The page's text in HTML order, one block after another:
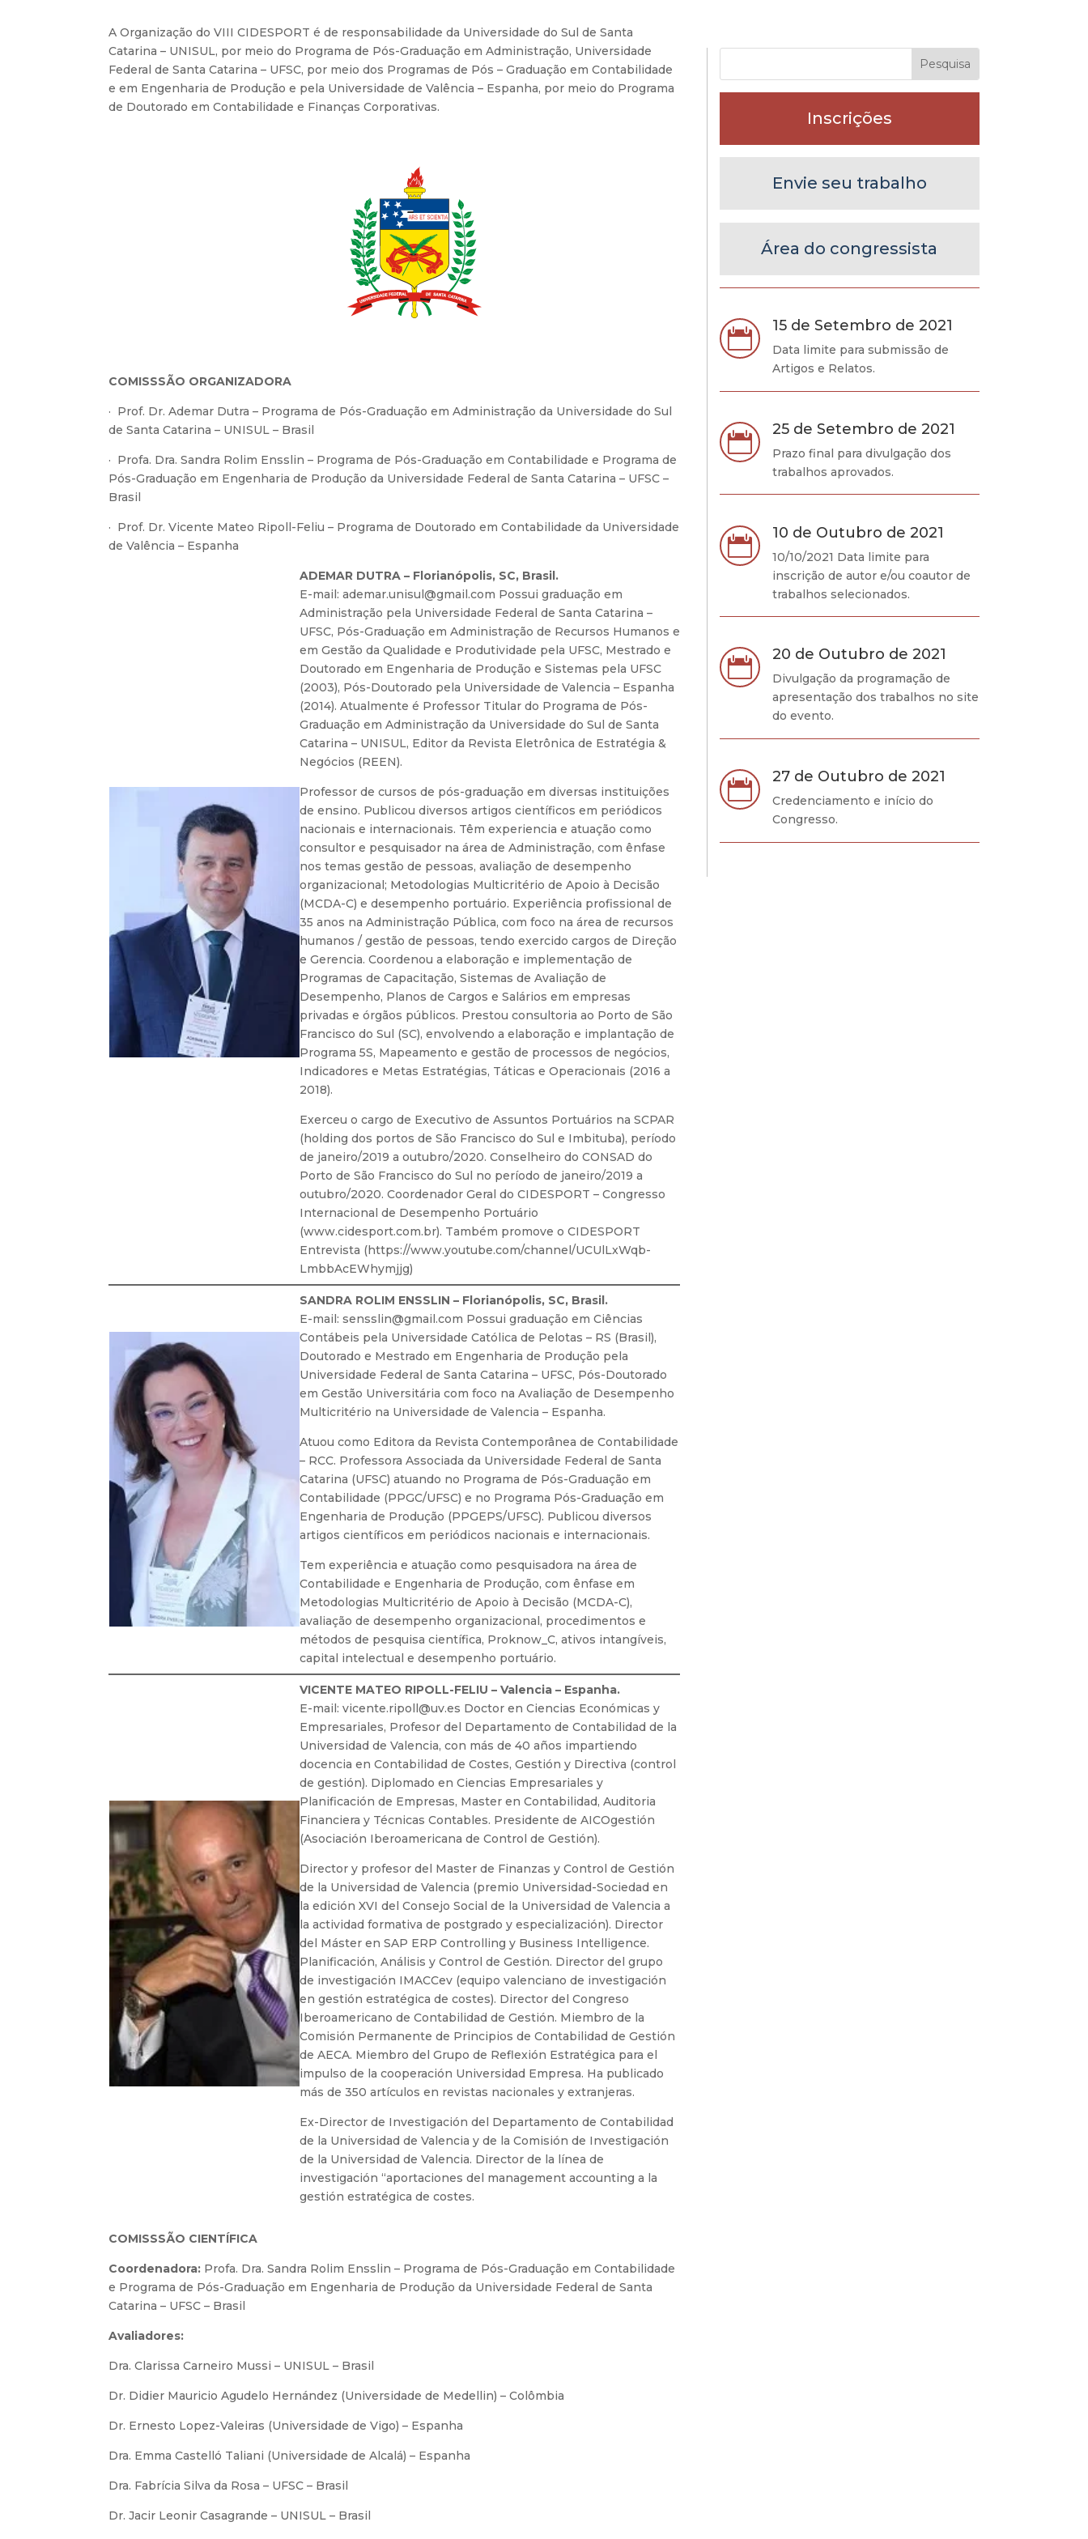
A Organização do VIII CIDESPORT é de responsabilidade da Universidade do Sul de Santa
Catarina – UNISUL, por meio do Programa de Pós-Graduação em Administração, Universidade
Federal de Santa Catarina – UFSC, por meio dos Programas de Pós – Graduação em Contabilidade
e em Engenharia de Produção e pela Universidade de Valência – Espanha, por meio do Programa
de Doutorado em Contabilidade e Finanças Corporativas.
COMISSSÃO ORGANIZADORA
· Prof. Dr. Ademar Dutra – Programa de Pós-Graduação em Administração da Universidade do Sul
de Santa Catarina – UNISUL – Brasil
· Profa. Dra. Sandra Rolim Ensslin – Programa de Pós-Graduação em Contabilidade e Programa de
Pós-Graduação em Engenharia de Produção da Universidade Federal de Santa Catarina – UFSC –
Brasil
· Prof. Dr. Vicente Mateo Ripoll-Feliu – Programa de Doutorado em Contabilidade da Universidade
de Valência – Espanha
ADEMAR DUTRA – Florianópolis, SC, Brasil.
E-mail: ademar.unisul@gmail.com Possui graduação em
Administração pela Universidade Federal de Santa Catarina –
UFSC, Pós-Graduação em Administração de Recursos Humanos e
em Gestão da Qualidade e Produtividade pela UFSC, Mestrado e
Doutorado em Engenharia de Produção e Sistemas pela UFSC
(2003), Pós-Doutorado pela Universidade de Valencia – Espanha
(2014). Atualmente é Professor Titular do Programa de Pós-
Graduação em Administração da Universidade do Sul de Santa
Catarina – UNISUL, Editor da Revista Eletrônica de Estratégia &
Negócios (REEN).
Professor de cursos de pós-graduação em diversas instituições
de ensino. Publicou diversos artigos científicos em periódicos
nacionais e internacionais. Têm experiencia e atuação como
consultor e pesquisador na área de Administração, com ênfase
nos temas gestão de pessoas, avaliação de desempenho
organizacional; Metodologias Multicritério de Apoio à Decisão
(MCDA-C) e desempenho portuário. Experiência profissional de
35 anos na Administração Pública, com foco na área de recursos
humanos / gestão de pessoas, tendo exercido cargos de Direção
e Gerencia. Coordenou a elaboração e implementação de
Programas de Capacitação, Sistemas de Avaliação de
Desempenho, Planos de Cargos e Salários em empresas
privadas e órgãos públicos. Prestou consultoria ao Porto de São
Francisco do Sul (SC), envolvendo a elaboração e implantação de
Programa 5S, Mapeamento e gestão de processos de negócios,
Indicadores e Metas Estratégias, Táticas e Operacionais (2016 a
2018).
Exerceu o cargo de Executivo de Assuntos Portuários na SCPAR
(holding dos portos de São Francisco do Sul e Imbituba), período
de janeiro/2019 a outubro/2020. Conselheiro do CONSAD do
Porto de São Francisco do Sul no período de janeiro/2019 a
outubro/2020. Coordenador Geral do CIDESPORT – Congresso
Internacional de Desempenho Portuário
(www.cidesport.com.br). Também promove o CIDESPORT
Entrevista (https://www.youtube.com/channel/UCUlLxWqb-
LmbbAcEWhymjjg)
SANDRA ROLIM ENSSLIN – Florianópolis, SC, Brasil.
E-mail: sensslin@gmail.com Possui graduação em Ciências
Contábeis pela Universidade Católica de Pelotas – RS (Brasil),
Doutorado e Mestrado em Engenharia de Produção pela
Universidade Federal de Santa Catarina – UFSC, Pós-Doutorado
em Gestão Universitária com foco na Avaliação de Desempenho
Multicritério na Universidade de Valencia – Espanha.
Atuou como Editora da Revista Contemporânea de Contabilidade
– RCC. Professora Associada da Universidade Federal de Santa
Catarina (UFSC) atuando no Programa de Pós-Graduação em
Contabilidade (PPGC/UFSC) e no Programa Pós-Graduação em
Engenharia de Produção (PPGEPS/UFSC). Publicou diversos
artigos científicos em periódicos nacionais e internacionais.
Tem experiência e atuação como pesquisadora na área de
Contabilidade e Engenharia de Produção, com ênfase em
Metodologias Multicritério de Apoio à Decisão (MCDA-C),
avaliação de desempenho organizacional, procedimentos e
métodos de pesquisa científica, Proknow_C, ativos intangíveis,
capital intelectual e desempenho portuário.
VICENTE MATEO RIPOLL-FELIU – Valencia – Espanha.
E-mail: vicente.ripoll@uv.es Doctor en Ciencias Económicas y
Empresariales, Profesor del Departamento de Contabilidad de la
Universidad de Valencia, con más de 40 años impartiendo
docencia en Contabilidad de Costes, Gestión y Directiva (control
de gestión). Diplomado en Ciencias Empresariales y
Planificación de Empresas, Master en Contabilidad, Auditoria
Financiera y Técnicas Contables. Presidente de AICOgestión
(Asociación Iberoamericana de Control de Gestión).
Director y profesor del Master de Finanzas y Control de Gestión
de la Universidad de Valencia (premio Universidad-Sociedad en
la edición XVI del Consejo Social de la Universidad de Valencia a
la actividad formativa de postgrado y especialización). Director
del Máster en SAP ERP Controlling y Business Intelligence.
Planificación, Análisis y Control de Gestión. Director del grupo
de investigación IMACCev (equipo valenciano de investigación
en gestión estratégica de costes). Director del Congreso
Iberoamericano de Contabilidad de Gestión. Miembro de la
Comisión Permanente de Principios de Contabilidad de Gestión
de AECA. Miembro del Grupo de Reflexión Estratégica para el
impulso de la cooperación Universidad Empresa. Ha publicado
más de 350 artículos en revistas nacionales y extranjeras.
Ex-Director de Investigación del Departamento de Contabilidad
de la Universidad de Valencia y de la Comisión de Investigación
de la Universidad de Valencia. Director de la línea de
investigación “aportaciones del management accounting a la
gestión estratégica de costes.
COMISSSÃO CIENTÍFICA
Coordenadora: Profa. Dra. Sandra Rolim Ensslin – Programa de Pós-Graduação em Contabilidade
e Programa de Pós-Graduação em Engenharia de Produção da Universidade Federal de Santa
Catarina – UFSC – Brasil
Avaliadores:
Dra. Clarissa Carneiro Mussi – UNISUL – Brasil
Dr. Didier Mauricio Agudelo Hernández (Universidade de Medellin) – Colômbia
Dr. Ernesto Lopez-Valeiras (Universidade de Vigo) – Espanha
Dra. Emma Castelló Taliani (Universidade de Alcalá) – Espanha
Dra. Fabrícia Silva da Rosa – UFSC – Brasil
Dr. Jacir Leonir Casagrande – UNISUL – Brasil
Inscrições
Envie seu trabalho
Área do congressista

15 de Setembro de 2021
Data limite para submissão de
Artigos e Relatos.

25 de Setembro de 2021
Prazo final para divulgação dos
trabalhos aprovados.

10 de Outubro de 2021
10/10/2021 Data limite para
inscrição de autor e/ou coautor de
trabalhos selecionados.

20 de Outubro de 2021
Divulgação da programação de
apresentação dos trabalhos no site
do evento.

27 de Outubro de 2021
Credenciamento e início do
Congresso.